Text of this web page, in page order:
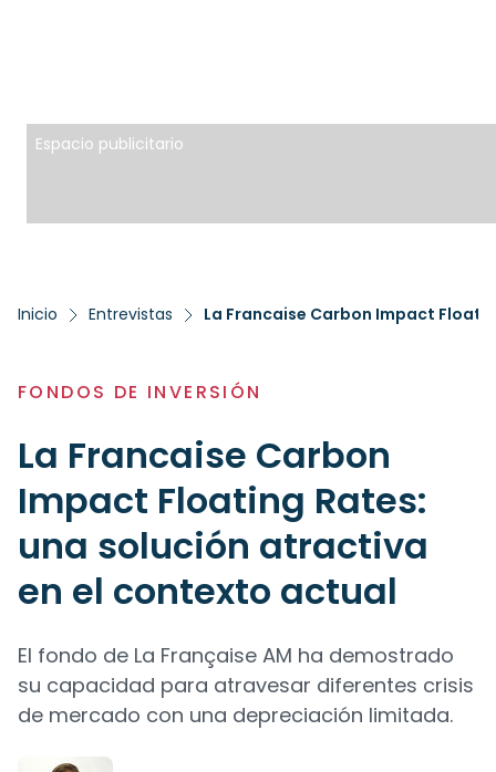
Espacio publicitario
Inicio Entrevistas La Francaise Carbon Impact
FONDOS DE INVERSIÓN
La Francaise Carbon
Impact Floating Rates:
una solución atractiva
en el contexto actual
El fondo de La Française AM ha demostrado
su capacidad para atravesar diferentes crisis
de mercado con una depreciación limitada.